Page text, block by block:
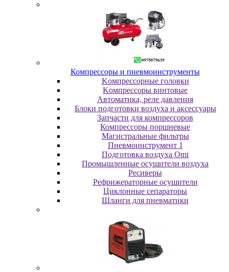
Компрессоры и пневмоинструменты
Koмпpeccopныe гoлoвки
Koмпpeccopы винтoвыe
Автоматика, реле давления
Блоки подготовки воздуха и аксессуары
Запчасти для компрессоров
Компрессоры поршневые
Магистральные фильтры
Пневмоинструмент 1
Подготовка воздуха Omi
Промышленные осушители воздуха
Ресиверы
Рефрижераторные осушители
Циклонные сепараторы
Шланги для пневматики